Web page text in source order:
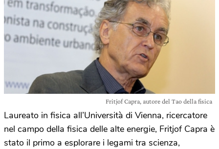
Fritjof Capra, autore del Tao della fisica
Laureato in fisica all’Università di Vienna, ricercatore
nel campo della fisica delle alte energie, Fritjof Capra è
stato il primo a esplorare i legami tra scienza,